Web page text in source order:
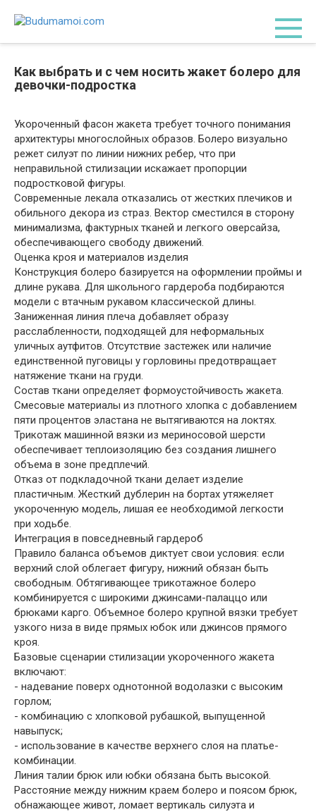
Как выбрать и с чем носить жакет болеро для
девочки-подростка
Укороченный фасон жакета требует точного понимания
архитектуры многослойных образов. Болеро визуально
режет силуэт по линии нижних ребер, что при
неправильной стилизации искажает пропорции
подростковой фигуры.
Современные лекала отказались от жестких плечиков и
обильного декора из страз. Вектор сместился в сторону
минимализма, фактурных тканей и легкого оверсайза,
обеспечивающего свободу движений.
Оценка кроя и материалов изделия
Конструкция болеро базируется на оформлении проймы и
длине рукава. Для школьного гардероба подбираются
модели с втачным рукавом классической длины.
Заниженная линия плеча добавляет образу
расслабленности, подходящей для неформальных
уличных аутфитов. Отсутствие застежек или наличие
единственной пуговицы у горловины предотвращает
натяжение ткани на груди.
Состав ткани определяет формоустойчивость жакета.
Смесовые материалы из плотного хлопка с добавлением
пяти процентов эластана не вытягиваются на локтях.
Трикотаж машинной вязки из мериносовой шерсти
обеспечивает теплоизоляцию без создания лишнего
объема в зоне предплечий.
Отказ от подкладочной ткани делает изделие
пластичным. Жесткий дублерин на бортах утяжеляет
укороченную модель, лишая ее необходимой легкости
при ходьбе.
Интеграция в повседневный гардероб
Правило баланса объемов диктует свои условия: если
верхний слой облегает фигуру, нижний обязан быть
свободным. Обтягивающее трикотажное болеро
комбинируется с широкими джинсами-палаццо или
брюками карго. Объемное болеро крупной вязки требует
узкого низа в виде прямых юбок или джинсов прямого
кроя.
Базовые сценарии стилизации укороченного жакета
включают:
- надевание поверх однотонной водолазки с высоким
горлом;
- комбинацию с хлопковой рубашкой, выпущенной
навыпуск;
- использование в качестве верхнего слоя на платье-
комбинации.
Линия талии брюк или юбки обязана быть высокой.
Расстояние между нижним краем болеро и поясом брюк,
обнажающее живот, ломает вертикаль силуэта и